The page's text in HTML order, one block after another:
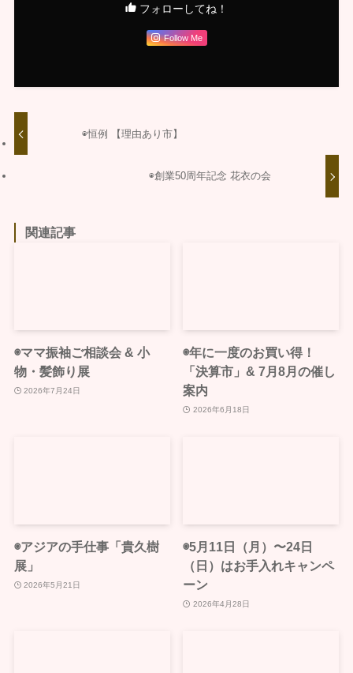
フォローしてね！
Follow Me
◉恒例 【理由あり市】
◉創業50周年記念 花衣の会
関連記事
◉ママ振袖ご相談会 & 小
物・髪飾り展
2026年7月24日
◉年に一度のお買い得！
「決算市」& 7月8月の催し
案内
2026年6月18日
◉アジアの手仕事「貴久樹
展」
2026年5月21日
◉5月11日（月）〜24日
（日）はお手入れキャンペ
ーン
2026年4月28日